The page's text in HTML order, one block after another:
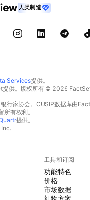
人类制造
Services提供。
提供。版权所有 © 2026
行家协会。CUSIP数据库由
所有权利。
提供。
工具和订阅
功能特色
价格
市场数据
礼物方案